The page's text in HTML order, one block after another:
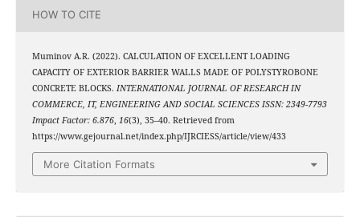
HOW TO CITE
Muminov A.R. (2022). CALCULATION OF EXCELLENT LOADING
CAPACITY OF EXTERIOR BARRIER WALLS MADE OF POLYSTYROBONE
CONCRETE BLOCKS. INTERNATIONAL JOURNAL OF RESEARCH IN
COMMERCE, IT, ENGINEERING AND SOCIAL SCIENCES ISSN: 2349-7793
Impact Factor: 6.876, 16(3), 35–40. Retrieved from
https://www.gejournal.net/index.php/IJRCIESS/article/view/433
More Citation Formats